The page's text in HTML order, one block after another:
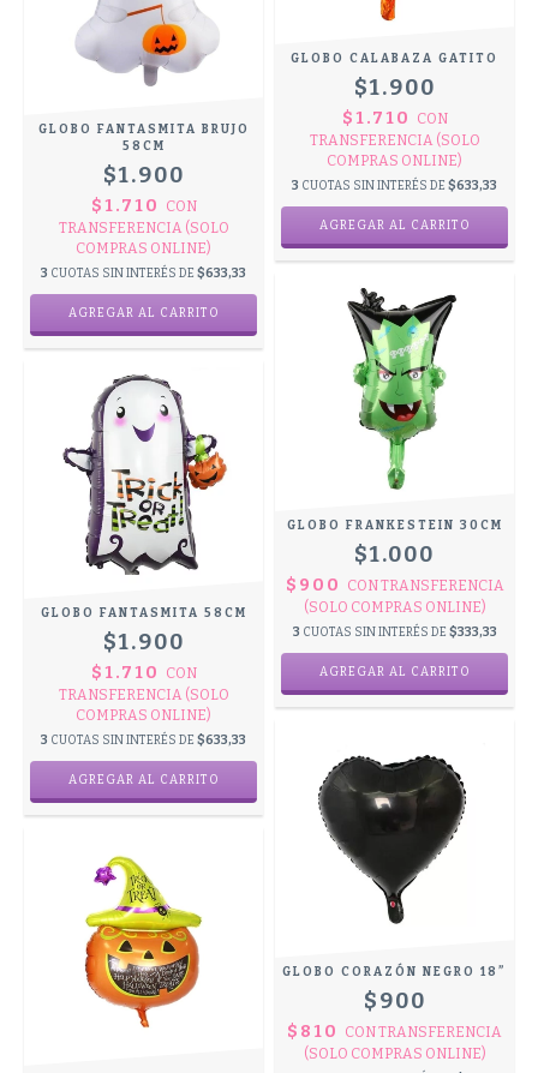
GLOBO FANTASMITA BRUJO
58CM
$1.900
$1.710
CON
TRANSFERENCIA (SOLO
COMPRAS ONLINE)
3 CUOTAS SIN INTERÉS DE $633,33
GLOBO CALABAZA GATITO
$1.900
$1.710
CON
TRANSFERENCIA (SOLO
COMPRAS ONLINE)
3 CUOTAS SIN INTERÉS DE $633,33
GLOBO FANTASMITA 58CM
$1.900
$1.710
CON
TRANSFERENCIA (SOLO
COMPRAS ONLINE)
3 CUOTAS SIN INTERÉS DE $633,33
GLOBO FRANKESTEIN 30CM
$1.000
$900 CONTRANSFERENCIA
(SOLO COMPRAS ONLINE)
3 CUOTAS SIN INTERÉS DE $333,33
GLOBO CORAZÓN NEGRO 18”
$900
$810 CONTRANSFERENCIA
(SOLO COMPRAS ONLINE)